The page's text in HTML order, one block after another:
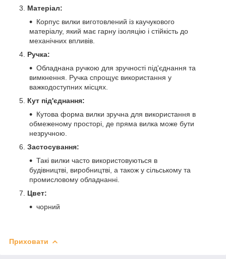
Матеріал:
Корпус вилки виготовлений із каучукового
матеріалу, який має гарну ізоляцію і стійкість до
механічних впливів.
Ручка:
Обладнана ручкою для зручності під'єднання та
вимкнення. Ручка спрощує використання у
важкодоступних місцях.
Кут під'єднання:
Кутова форма вилки зручна для використання в
обмеженому просторі, де пряма вилка може бути
незручною.
Застосування:
Такі вилки часто використовуються в
будівництві, виробництві, а також у сільському та
промисловому обладнанні.
Цвет:
чорний
Приховати